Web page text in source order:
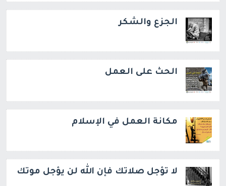
الجزع والشكر
الحث على العمل
مكانة العمل في الإسلام
لا تؤجل صلاتك فإن الله لن يؤجل موتك